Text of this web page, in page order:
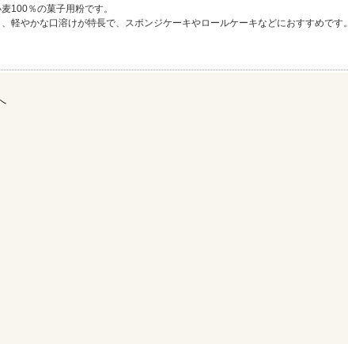
100％の菓子用粉です。
軽やかな口溶けが特長で、スポンジケーキやロールケーキなどにおすすめです。